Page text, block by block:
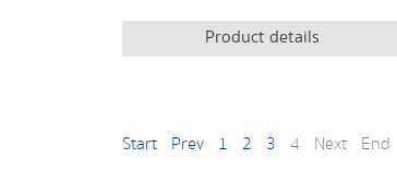
Product details
Start Prev 1 2 3 4 Next End